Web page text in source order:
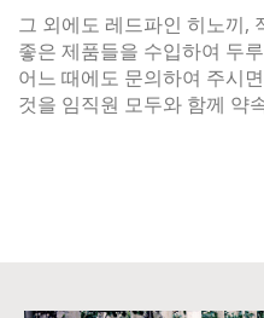
그 외에도 레드파인 히노끼,
좋은 제품들을 수입하여 두
어느 때에도 문의하여 주시
것을 임직원 모두와 함께 약